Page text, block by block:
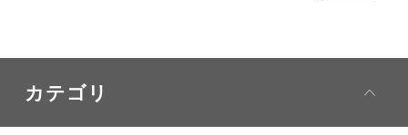
カテゴリ